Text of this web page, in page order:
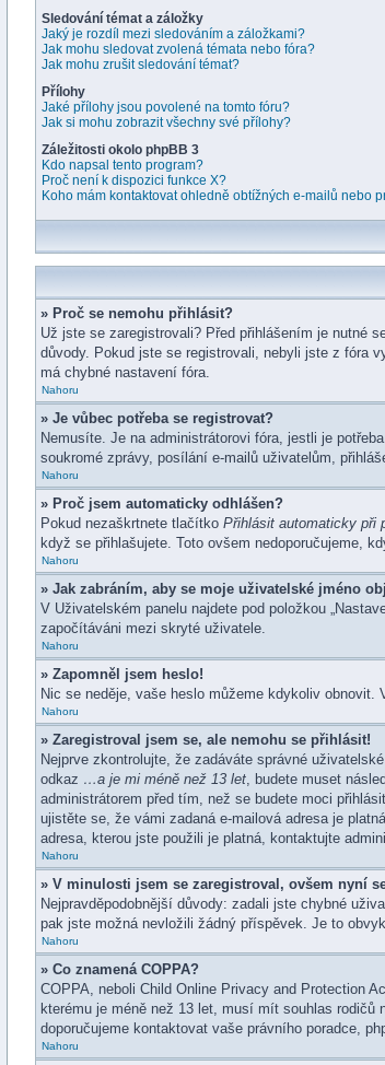
Sledování témat a záložky
Jaký je rozdíl mezi sledováním a záložkami?
Jak mohu sledovat zvolená témata nebo fóra?
Jak mohu zrušit sledování témat?
Přílohy
Jaké přílohy jsou povolené na tomto fóru?
Jak si mohu zobrazit všechny své přílohy?
Záležitosti okolo phpBB 3
Kdo napsal tento program?
Proč není k dispozici funkce X?
Koho mám kontaktovat ohledně obtížných e-mailů nebo
» Proč se nemohu přihlásit?
Už jste se zaregistrovali? Před přihlášením je nutné
důvody. Pokud jste se registrovali, nebyli jste z fóra
má chybné nastavení fóra.
Nahoru
» Je vůbec potřeba se registrovat?
Nemusíte. Je na administrátorovi fóra, jestli je
soukromé zprávy, posílání e-mailů uživatelům,
Nahoru
» Proč jsem automaticky odhlášen?
Pokud nezaškrtnete tlačítko Přihlásit automaticky při
když se přihlašujete. Toto ovšem nedoporučujeme,
Nahoru
» Jak zabráním, aby se moje uživatelské jméno
V Uživatelském panelu najdete pod položkou
započítáváni mezi skryté uživatele.
Nahoru
» Zapomněl jsem heslo!
Nic se neděje, vaše heslo můžeme kdykoliv
Nahoru
» Zaregistroval jsem se, ale nemohu se přihlásit!
Nejprve zkontrolujte, že zadáváte správné
odkaz …a je mi méně než 13 let, budete muset
administrátorem před tím, než se budete moci
ujistěte se, že vámi zadaná e-mailová adresa je
adresa, kterou jste použili je platná, kontaktujte
Nahoru
» V minulosti jsem se zaregistroval, ovšem nyní
Nejpravděpodobnější důvody: zadali jste chybné
pak jste možná nevložili žádný příspěvek. Je to
Nahoru
» Co znamená COPPA?
COPPA, neboli Child Online Privacy and Protection
kterému je méně než 13 let, musí mít souhlas
doporučujeme kontaktovat vaše právního poradce,
Nahoru